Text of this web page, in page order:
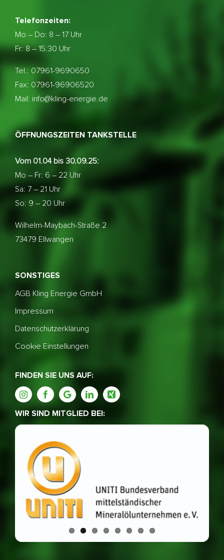
Telefonzeiten:
Mo – Do: 8 – 17 Uhr
Fr: 8 – 15:30 Uhr
Tel.: 07961-9690650
Fax: 07961-96906520
Mail: info@kling-energie.de
ÖFFNUNGSZEITEN TANKSTELLE
Vom 01.04 bis 30.09.25:
Mo – Fr: 6 – 22 Uhr
Sa: 7 – 21 Uhr
So: 9 – 20 Uhr
Wilhelm-Maybach-Straße 2
73479 Ellwangen
SONSTIGES
AGB Kling Energie GmbH
Impressum
Datenschutzerklärung
Cookie Einstellungen
FINDEN SIE UNS AUF:
WIR SIND MITGLIED BEI: